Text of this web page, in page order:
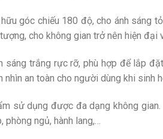
góc chiếu 180 độ, cho ánh sáng
cho không gian trở nên hiện đại
sáng trắng rực rỡ, phù hợp để lắp
nhìn an toàn cho người dùng khi sinh
sử dụng được đa dạng không
phòng ngủ, hành lang,…